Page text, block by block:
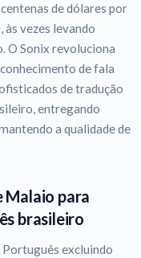
de dólares por
vezes levando
O Sonix revoluciona
de fala
de tradução
entregando
a qualidade de
Malaio para
brasileiro
excluindo